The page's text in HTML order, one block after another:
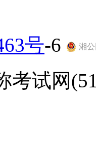
号-6 湘公
考试网